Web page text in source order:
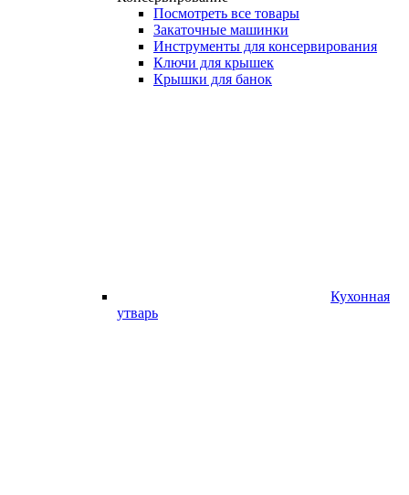
Посмотреть все товары
Закаточные машинки
Инструменты для консервирования
Ключи для крышек
Крышки для банок
Кухонная
утварь